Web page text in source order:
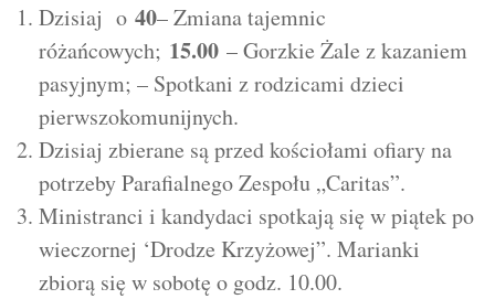
Dzisiaj o 40– Zmiana tajemnic
różańcowych; 15.00 – Gorzkie Żale z kazaniem
pasyjnym; – Spotkani z rodzicami dzieci
pierwszokomunijnych.
Dzisiaj zbierane są przed kościołami ofiary na
potrzeby Parafialnego Zespołu „Caritas”.
Ministranci i kandydaci spotkają się w piątek po
wieczornej ‘Drodze Krzyżowej”. Marianki
zbiorą się w sobotę o godz. 10.00.